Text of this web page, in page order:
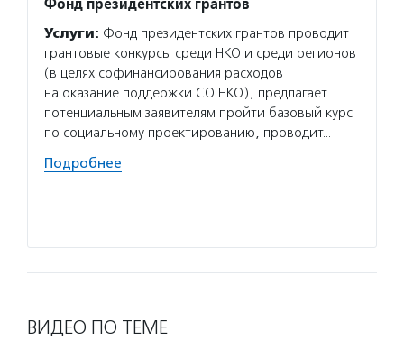
Услуги: Фонд президентских грантов проводит
грантовые конкурсы среди НКО и среди регионов
(в целях софинансирования расходов
на оказание поддержки СО НКО), предлагает
потенциальным заявителям пройти базовый курс
по социальному проектированию, проводит…
Подробнее
ВИДЕО ПО ТЕМЕ